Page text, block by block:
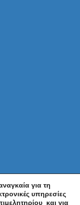
για τη
υπηρεσίες
και για